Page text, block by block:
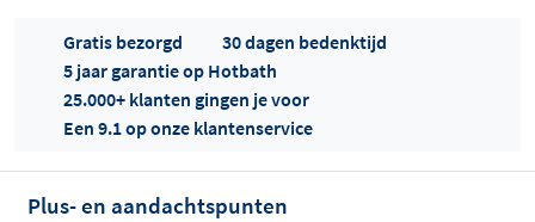
Offertes
Gratis bezorgd
30 dagen bedenktijd
5 jaar garantie op Hotbath
25.000+ klanten gingen je voor
Een 9.1 op onze klantenservice
Plus- en aandachtspunten